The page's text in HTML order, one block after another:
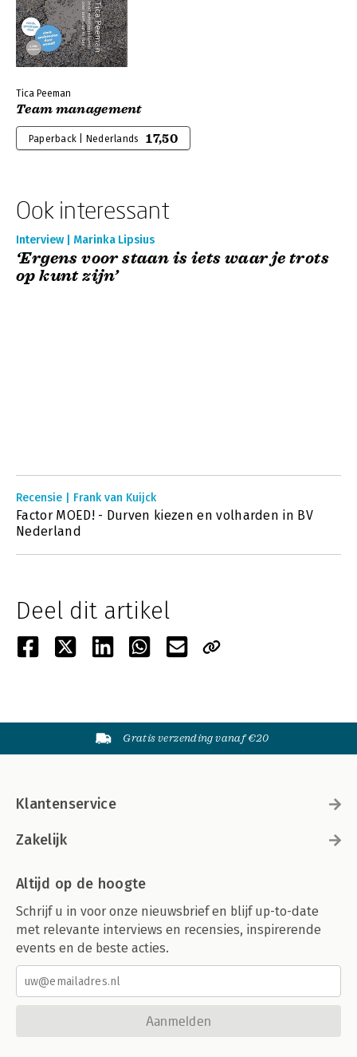
Tica Peeman
Team management
Paperback | Nederlands 17,50
Ook interessant
Interview | Marinka Lipsius
‘Ergens voor staan is iets waar je trots
op kunt zijn’
Recensie | Frank van Kuijck
Factor MOED! - Durven kiezen en volharden in BV
Nederland
Deel dit artikel
Gratis verzending vanaf €20
Klantenservice
Zakelijk
Altijd op de hoogte
Schrijf u in voor onze nieuwsbrief en blijf up-to-date
met relevante interviews en recensies, inspirerende
events en de beste acties.
Aanmelden